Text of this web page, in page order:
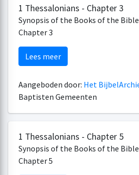
1 Thessalonians - Chapter 3
Synopsis of the Books of the
Chapter 3
Lees meer
Aangeboden door: Het
Baptisten Gemeenten
1 Thessalonians - Chapter 5
Synopsis of the Books of the
Chapter 5